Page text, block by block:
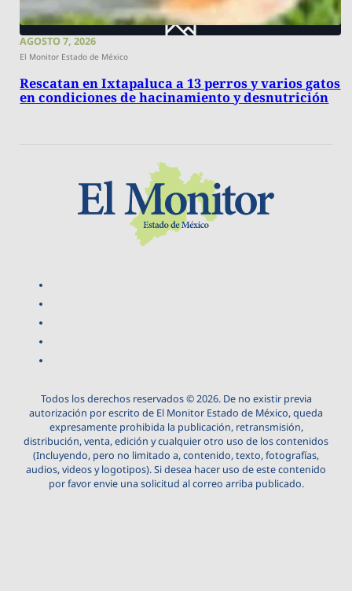
AGOSTO 7, 2026
El Monitor Estado de México
Rescatan en Ixtapaluca a 13 perros y varios gatos
en condiciones de hacinamiento y desnutrición
Todos los derechos reservados © 2026. De no existir previa
autorización por escrito de El Monitor Estado de México, queda
expresamente prohibida la publicación, retransmisión,
distribución, venta, edición y cualquier otro uso de los contenidos
(Incluyendo, pero no limitado a, contenido, texto, fotografías,
audios, videos y logotipos). Si desea hacer uso de este contenido
por favor envie una solicitud al correo arriba publicado.